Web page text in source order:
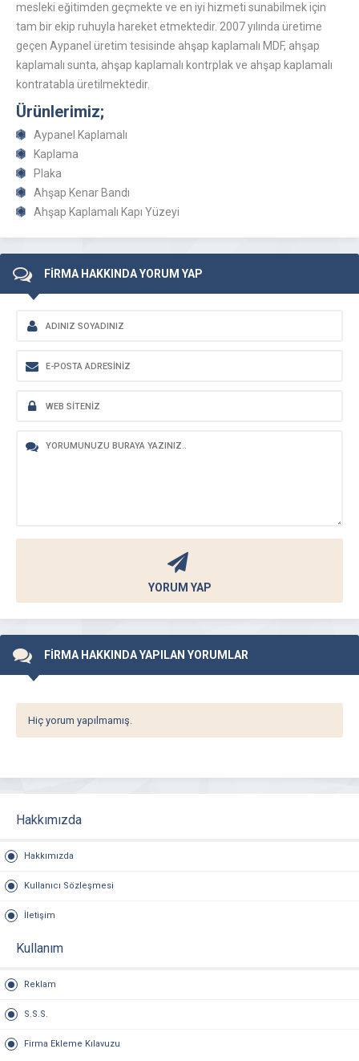
mesleki eğitimden geçmekte ve en iyi hizmeti sunabilmek için
tam bir ekip ruhuyla hareket etmektedir. 2007 yılında üretime
geçen Aypanel üretim tesisinde ahşap kaplamalı MDF, ahşap
kaplamalı sunta, ahşap kaplamalı kontrplak ve ahşap kaplamalı
kontratabla üretilmektedir.
Ürünlerimiz;
Aypanel Kaplamalı
Kaplama
Plaka
Ahşap Kenar Bandı
Ahşap Kaplamalı Kapı Yüzeyi
FİRMA HAKKINDA YORUM YAP
YORUM YAP
FİRMA HAKKINDA YAPILAN YORUMLAR
Hiç yorum yapılmamış.
Hakkımızda
Hakkımızda
Kullanıcı Sözleşmesi
İletişim
Kullanım
Reklam
S.S.S.
Firma Ekleme Kılavuzu